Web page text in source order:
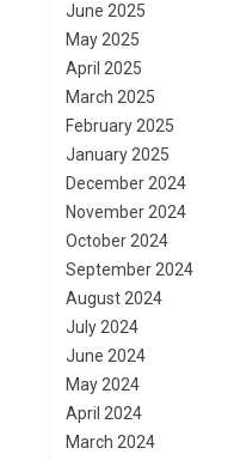
June 2025
May 2025
April 2025
March 2025
February 2025
January 2025
December 2024
November 2024
October 2024
September 2024
August 2024
July 2024
June 2024
May 2024
April 2024
March 2024